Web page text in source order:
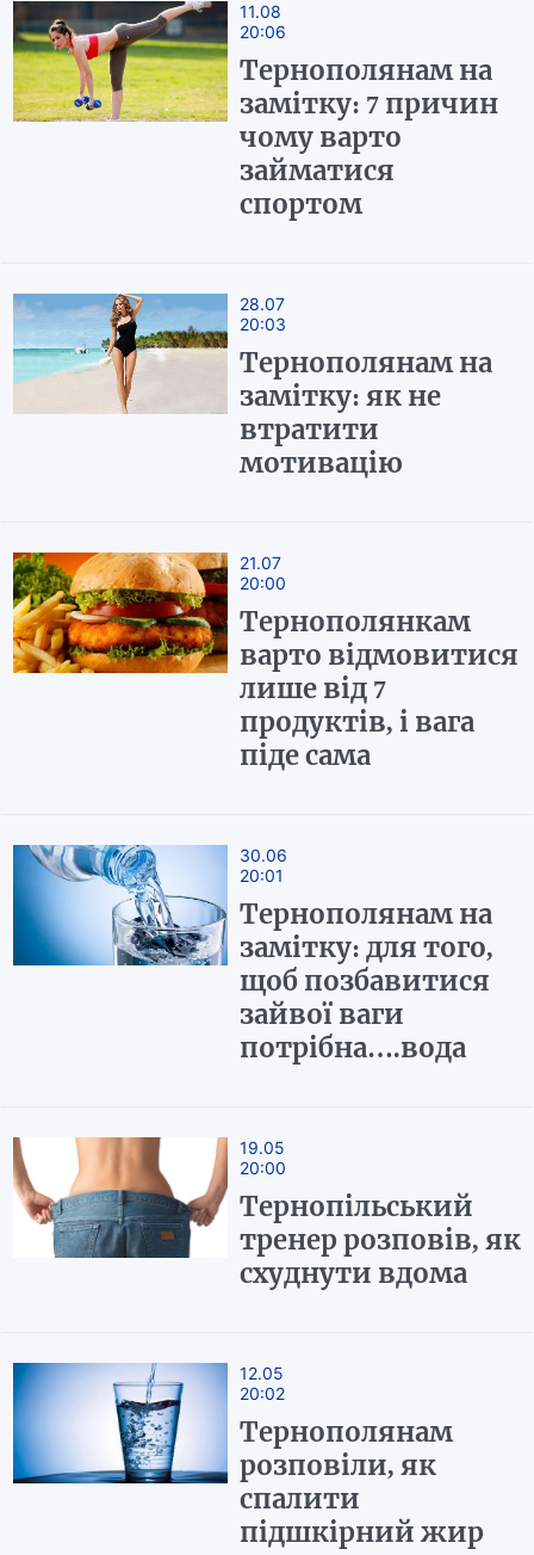
11.08
20:06
Тернополянам на
замітку: 7 причин
чому варто
займатися
спортом
28.07
20:03
Тернополянам на
замітку: як не
втратити
мотивацію
21.07
20:00
Тернополянкам
варто відмовитися
лише від 7
продуктів, і вага
піде сама
30.06
20:01
Тернополянам на
замітку: для того,
щоб позбавитися
зайвої ваги
потрібна….вода
19.05
20:00
Тернопільський
тренер розповів, як
схуднути вдома
12.05
20:02
Тернополянам
розповіли, як
спалити
підшкірний жир